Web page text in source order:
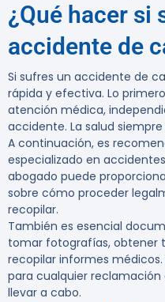
¿Qué hacer si
accidente de
Si sufres un accidente de
rápida y efectiva. Lo
atención médica,
accidente. La salud
A continuación, es
especializado en
abogado puede
sobre cómo proceder
recopilar.
También es esencial
tomar fotografías, obtener
recopilar informes
para cualquier
llevar a cabo.